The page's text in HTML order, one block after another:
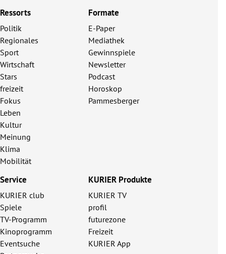
Ressorts
Politik
Regionales
Sport
Wirtschaft
Stars
freizeit
Fokus
Leben
Kultur
Meinung
Klima
Mobilität
Formate
E-Paper
Mediathek
Gewinnspiele
Newsletter
Podcast
Horoskop
Pammesberger
Service
KURIER club
Spiele
TV-Programm
Kinoprogramm
Eventsuche
KURIER Produkte
KURIER TV
profil
futurezone
Freizeit
KURIER App